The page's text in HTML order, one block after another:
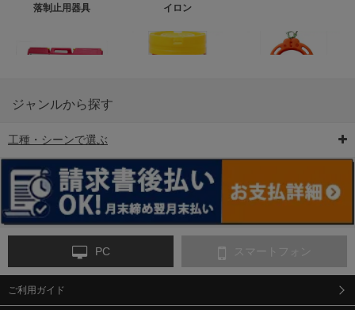
落制止用器具
イロン
6-矢印板/LED矢印板
ンス
9-点字マット・タイ
ジャンルから探す
工種・シーンで選ぶ
PC スマートフォン
ご利用ガイド